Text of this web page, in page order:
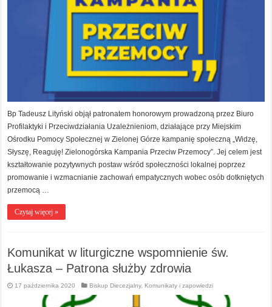
Bp Tadeusz Lityński objął patronatem honorowym prowadzoną przez Biuro
Profilaktyki i Przeciwdziałania Uzależnieniom, działające przy Miejskim
Ośrodku Pomocy Społecznej w Zielonej Górze kampanię społeczną „Widzę,
Słyszę, Reaguję! Zielonogórska Kampania Przeciw Przemocy”. Jej celem jest
kształtowanie pozytywnych postaw wśród społeczności lokalnej poprzez
promowanie i wzmacnianie zachowań empatycznych wobec osób dotkniętych
przemocą …
Czytaj więcej »
Komunikat w liturgiczne wspomnienie św.
Łukasza – Patrona służby zdrowia
17 października 2020 Biskup Diecezjalny, Komunikaty i zapowiedzi